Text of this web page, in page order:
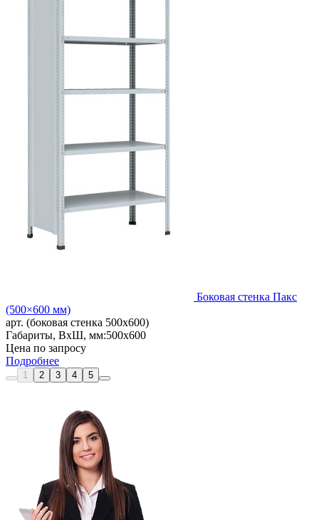
Боковая стенка Пакс
(500×600 мм)
арт. (боковая стенка 500x600)
Габариты, ВxШ, мм:500x600
Цена по запросу
Подробнее
1 2 3 4 5